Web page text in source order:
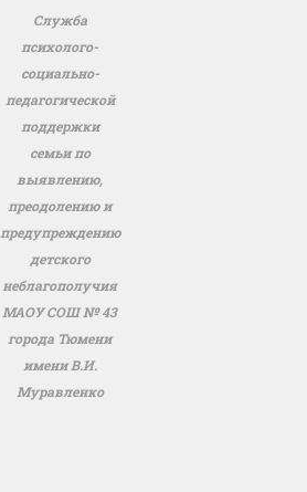
Служба
психолого-
социально-
педагогической
поддержки
семьи по
выявлению,
преодолению и
предупреждению
детского
неблагополучия
МАОУ СОШ № 43
города Тюмени
имени В.И.
Муравленко